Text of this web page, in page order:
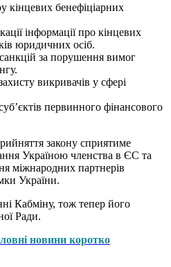
кінцевих бенефіціарних
інформації про кінцевих
юридичних осіб.
за порушення вимог
викривачів у сфері
первинного фінансового
закону сприятиме
Україною членства в ЄС та
міжнародних партнерів
України.
Кабміну, тож тепер його
Ради.
новини коротко